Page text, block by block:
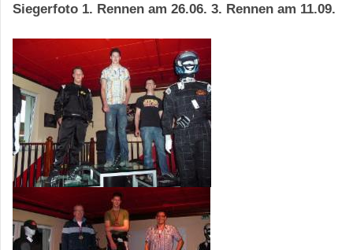
Siegerfoto 1. Rennen am 26.06. 3. Rennen am 11.09.